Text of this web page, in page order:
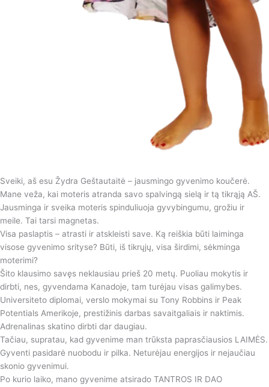
Sveiki, aš esu Žydra Geštautaitė – jausmingo gyvenimo koučerė.
Mane veža, kai moteris atranda savo spalvingą sielą ir tą tikrąją AŠ.
Jausminga ir sveika moteris spinduliuoja gyvybingumu, grožiu ir
meile. Tai tarsi magnetas.
Visa paslaptis – atrasti ir atskleisti save. Ką reiškia būti laiminga
visose gyvenimo srityse? Būti, iš tikrųjų, visa širdimi, sėkminga
moterimi?
Šito klausimo savęs neklausiau prieš 20 metų. Puoliau mokytis ir
dirbti, nes, gyvendama Kanadoje, tam turėjau visas galimybes.
Universiteto diplomai, verslo mokymai su Tony Robbins ir Peak
Potentials Amerikoje, prestižinis darbas savaitgaliais ir naktimis.
Adrenalinas skatino dirbti dar daugiau.
Tačiau, supratau, kad gyvenime man trūksta paprasčiausios LAIMĖS.
Gyventi pasidarė nuobodu ir pilka. Neturėjau energijos ir nejaučiau
skonio gyvenimui.
Po kurio laiko, mano gyvenime atsirado TANTROS IR DAO